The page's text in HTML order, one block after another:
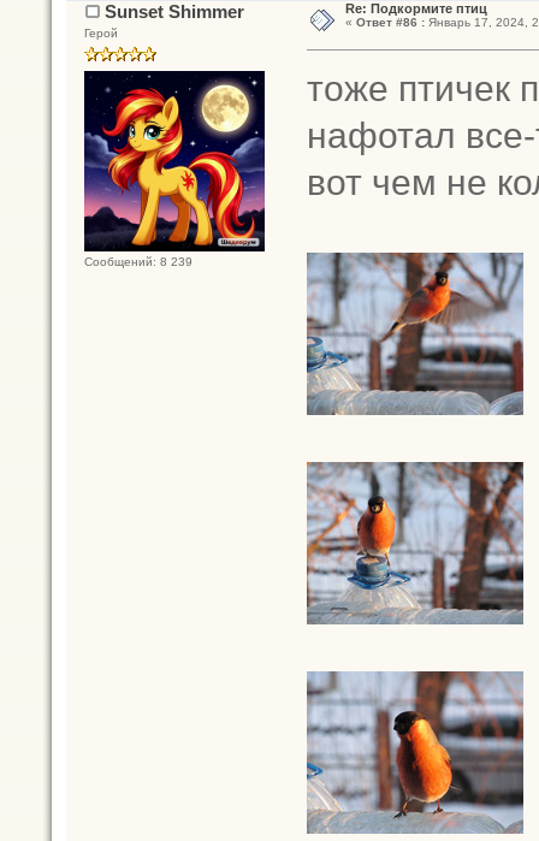
Sunset Shimmer
Герой
Сообщений: 8 239
Re: Подкормите птиц
« Ответ #86 :Январь 17, 2024,
тоже птичек
нафотал все-
вот чем не